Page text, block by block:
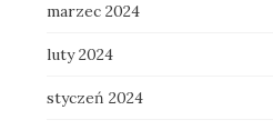
marzec 2024
luty 2024
styczeń 2024